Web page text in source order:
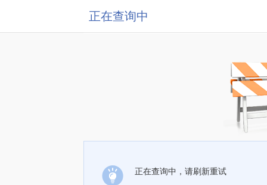
正在查询中
正在查询中，请刷新重试